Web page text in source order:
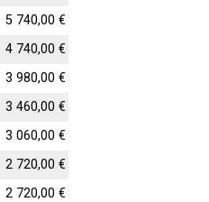
5 740,00 €
4 740,00 €
3 980,00 €
3 460,00 €
3 060,00 €
2 720,00 €
2 720,00 €